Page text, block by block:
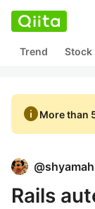
Trend Stock
infoMore than
@
Rails